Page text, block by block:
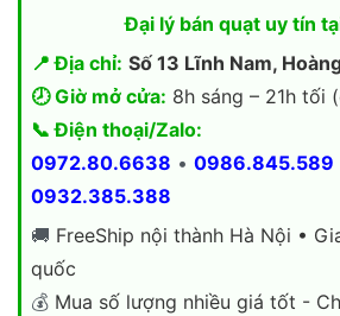
Đại lý bán quạt uy tín
📍 Địa chỉ: Số 13 Lĩnh Nam,
🕗 Giờ mở cửa: 8h sáng – 21h tối
📞 Điện thoại/Zalo:
0972.80.6638 • 0986.845.589
0932.385.388
🚚 FreeShip nội thành Hà Nội •
quốc
💰 Mua số lượng nhiều giá tốt -